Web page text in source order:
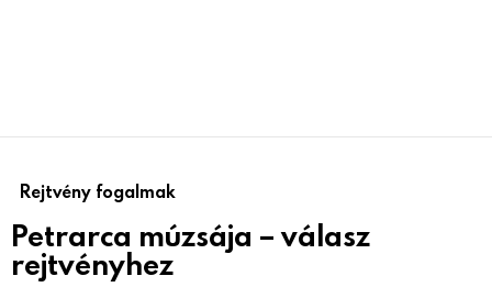
Rejtvény fogalmak
Petrarca múzsája – válasz
rejtvényhez